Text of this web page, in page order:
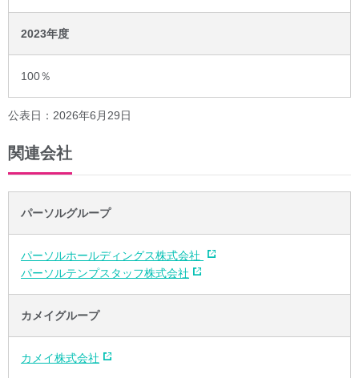
2023年度
100％
公表日：2026年6月29日
関連会社
パーソルグループ
パーソルホールディングス株式会社
パーソルテンプスタッフ株式会社
カメイグループ
カメイ株式会社